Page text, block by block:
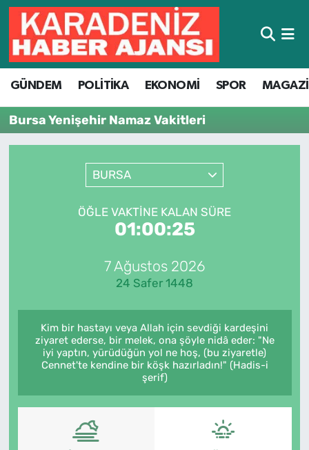
GÜNDEM POLİTİKA EKONOMİ SPOR
Bursa Yenişehir Namaz Vakitleri
BURSA
ÖĞLE VAKTINE KALAN SÜRE
01:00:25
7 Ağustos 2026
24 Safer 1448
Kim bir hastayı veya Allah için sevdiği kardeşini
ziyaret ederse, bir melek, ona şöyle nidâ eder: "Ne
iyi yaptın, yürüdüğün yol ne hoş, (bu ziyaretle)
Cennet'te kendine bir köşk hazırladın!" (Hadis-i
şerif)
Hava Durumu
Trafik Durumu
Süper Lig Puan Durumu ve Fikstür